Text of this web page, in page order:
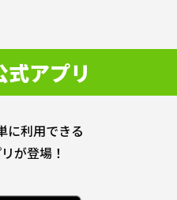
アプリ
に利用できる
が登場！